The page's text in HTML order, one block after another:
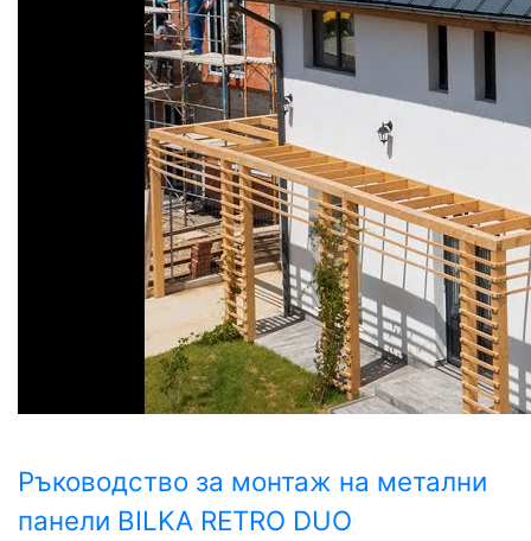
Ръководство за монтаж на метални
панели BILKA RETRO DUO